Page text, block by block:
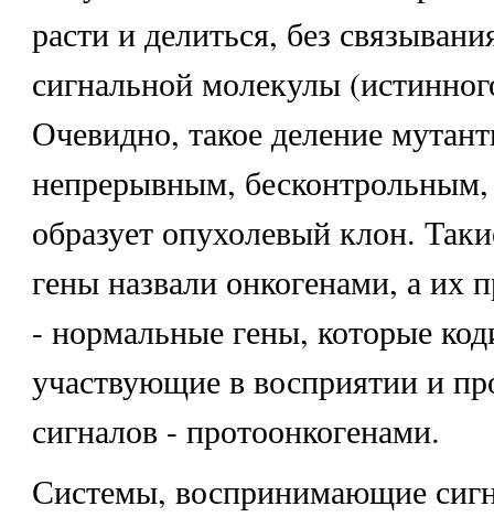
расти и делиться, без
сигнальной молекулы
Очевидно, такое деление
непрерывным, бесконтрольным,
образует опухолевый клон.
гены назвали онкогенами, а их
- нормальные гены, которые
участвующие в восприятии и
сигналов - протоонкогенами.
Системы, воспринимающие